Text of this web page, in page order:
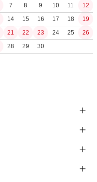
7 8 9 10 11
12
14 15 16 17 18
19
21 22 23 24 25
26
28 29 30